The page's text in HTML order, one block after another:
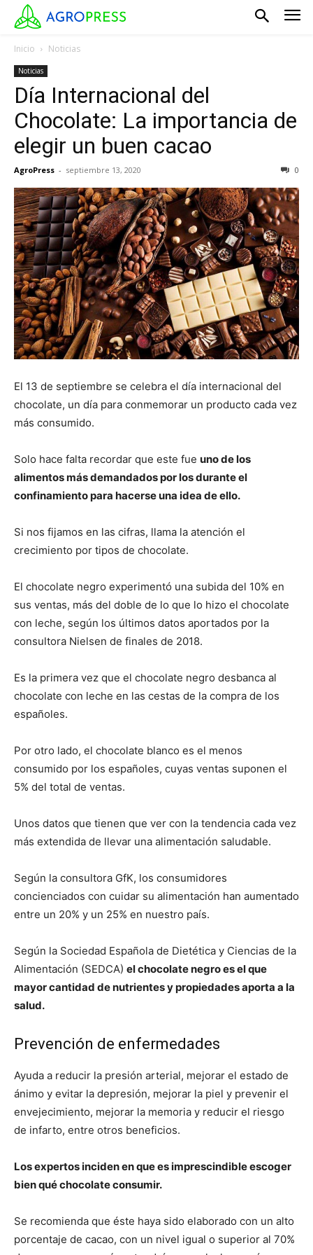
Inicio Noticias
Noticias
Día Internacional del
Chocolate: La importancia de
elegir un buen cacao
AgroPress - septiembre 13, 2020 0
El 13 de septiembre se celebra el día internacional del
chocolate, un día para conmemorar un producto cada vez
más consumido.
Solo hace falta recordar que este fue uno de los
alimentos más demandados por los durante el
confinamiento para hacerse una idea de ello.
Si nos fijamos en las cifras, llama la atención el
crecimiento por tipos de chocolate.
El chocolate negro experimentó una subida del 10% en
sus ventas, más del doble de lo que lo hizo el chocolate
con leche, según los últimos datos aportados por la
consultora Nielsen de finales de 2018.
Es la primera vez que el chocolate negro desbanca al
chocolate con leche en las cestas de la compra de los
españoles.
Por otro lado, el chocolate blanco es el menos
consumido por los españoles, cuyas ventas suponen el
5% del total de ventas.
Unos datos que tienen que ver con la tendencia cada vez
más extendida de llevar una alimentación saludable.
Según la consultora GfK, los consumidores
concienciados con cuidar su alimentación han aumentado
entre un 20% y un 25% en nuestro país.
Según la Sociedad Española de Dietética y Ciencias de la
Alimentación (SEDCA) el chocolate negro es el que
mayor cantidad de nutrientes y propiedades aporta a la
salud.
Prevención de enfermedades
Ayuda a reducir la presión arterial, mejorar el estado de
ánimo y evitar la depresión, mejorar la piel y prevenir el
envejecimiento, mejorar la memoria y reducir el riesgo
de infarto, entre otros beneficios.
Los expertos inciden en que es imprescindible escoger
bien qué chocolate consumir.
Se recomienda que éste haya sido elaborado con un alto
porcentaje de cacao, con un nivel igual o superior al 70%